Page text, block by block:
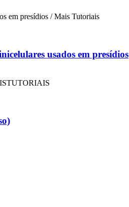
usados em presídios